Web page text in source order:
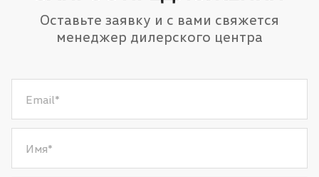
Оставьте заявку и с вами свяжется
менеджер дилерского центра
Email*
Имя*